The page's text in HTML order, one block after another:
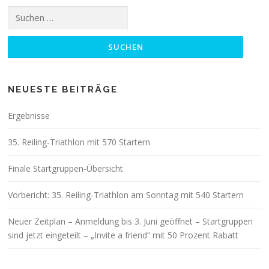
nach:
NEUESTE BEITRÄGE
Ergebnisse
35. Reiling-Triathlon mit 570 Startern
Finale Startgruppen-Übersicht
Vorbericht: 35. Reiling-Triathlon am Sonntag mit 540 Startern
Neuer Zeitplan – Anmeldung bis 3. Juni geöffnet – Startgruppen
sind jetzt eingeteilt – „Invite a friend“ mit 50 Prozent Rabatt